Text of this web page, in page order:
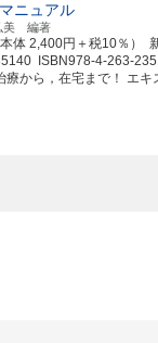
ニュアル
美 編著
本体 2,400円＋税10％）
ISBN978-4-263-
療から，在宅まで！ エキ